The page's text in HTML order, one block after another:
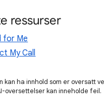
ressurser
for Me
My Call
kan ha innhold som er oversatt
oversettelser kan inneholde feil.